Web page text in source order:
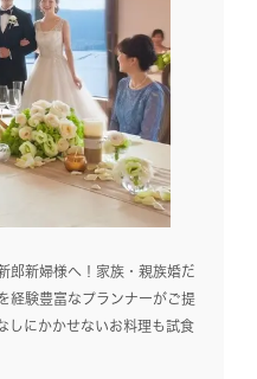
郎新婦様へ！家族・親族婚だ
経験豊富なプランナーがご提
しにかかせないお料理も試食